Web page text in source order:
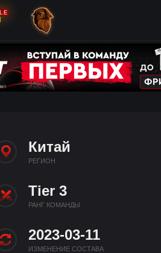
Китай
РЕГИОН
Tier 3
РАНГ КОМАНДЫ
2023-03-11
ИЗМЕНЕНИЕ СОСТАВА